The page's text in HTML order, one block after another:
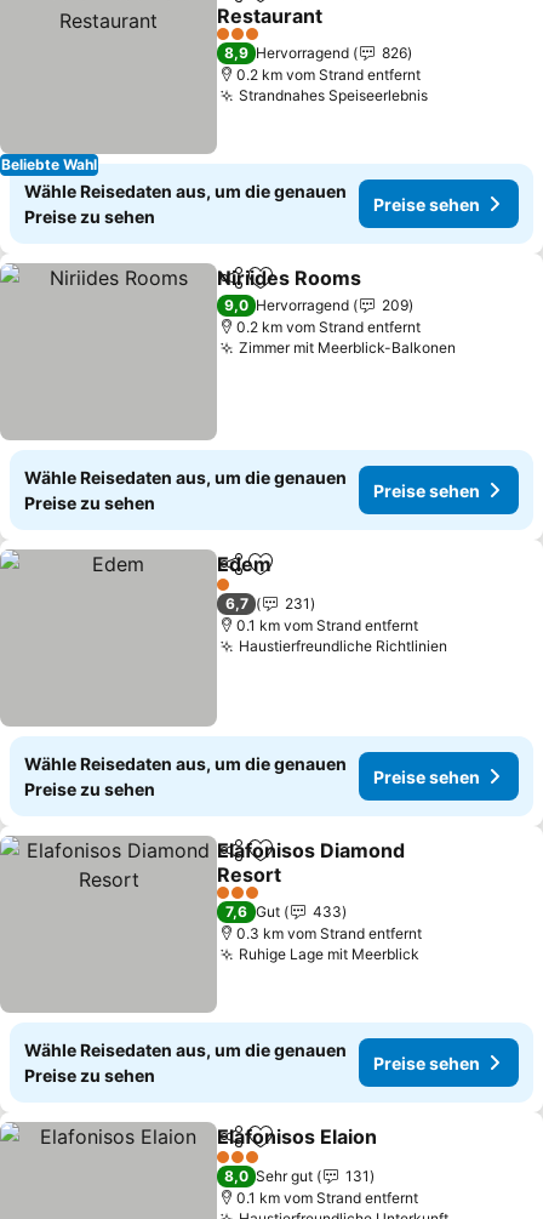
Beliebte Wahl
Restaurant
Preise sehen
3 Sterne
8,9 Hervorragend
826
0.2 km vom Strand entfernt
Strandnahes SpeiseerlebnisPreise sehen
Wähle Reisedaten aus, um die genauen
Preise zu sehen
Preise sehen
TeilenZu Favoriten hinzufügen
Niriides Rooms
9,0 Hervorragend
209
0.2 km vom Strand entfernt
Zimmer mit Meerblick-Balkonen
Wähle Reisedaten aus, um die genauen
Preise zu sehen
Preise sehen
TeilenZu Favoriten hinzufügen
Edem
1 Sterne
6,7
231
0.1 km vom Strand entfernt
Haustierfreundliche Richtlinien
Wähle Reisedaten aus, um die genauen
Preise zu sehen
Preise sehen
TeilenZu Favoriten hinzufügen
Elafonisos Diamond
Resort
Preise sehen
3 Sterne
7,6 Gut
433
0.3 km vom Strand entfernt
Ruhige Lage mit Meerblick
Wähle Reisedaten aus, um die genauen
Preise zu sehen
Preise sehen
TeilenZu Favoriten hinzufügen
Elafonisos Elaion
3 Sterne
8,0 Sehr gut
131
0.1 km vom Strand entfernt